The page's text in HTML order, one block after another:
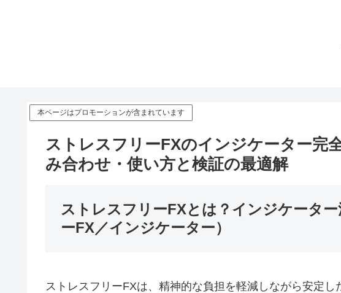
本ページはプロモーションが含まれています
ストレスフリーFXのインジケーター完
み合わせ・使い方と検証の最適解
ストレスフリーFXとは？インジケータ
ーFX／インジケーター）
ストレスフリーFXは、精神的な負担を軽減しながら安定し